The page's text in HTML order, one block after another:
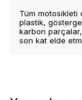
Tüm motosikleti
plastik,
karbon
son kat elde